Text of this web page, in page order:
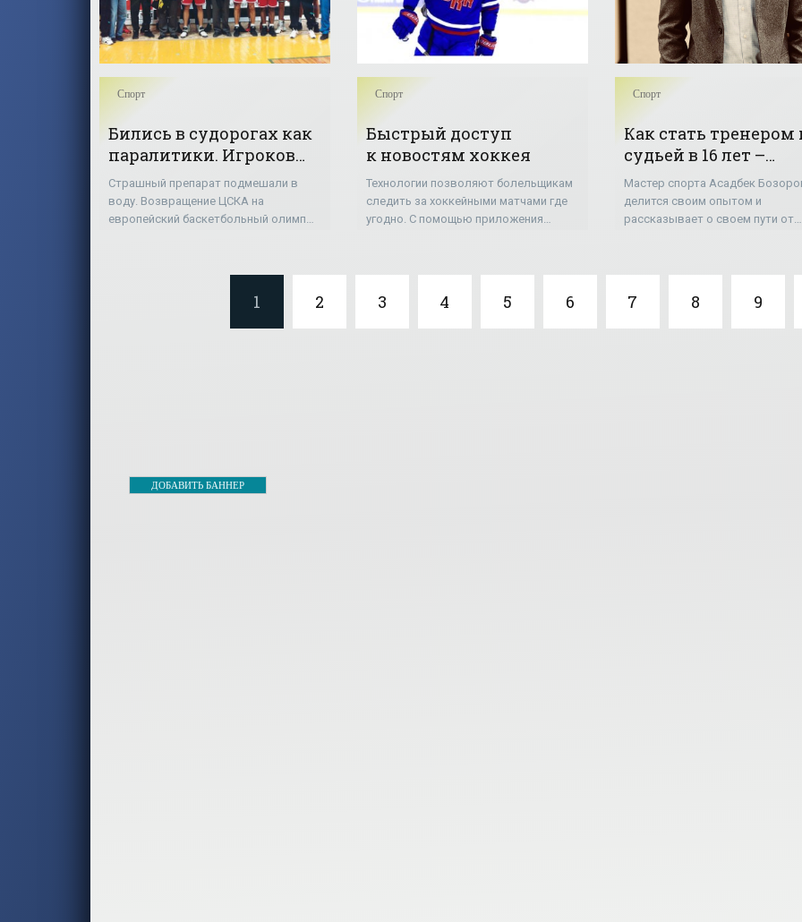
Спорт
Бились в судорогах как
паралитики. Игроков
ЦСКА подло отравили
перед матчем в Европе -
«Баскетбол»
Страшный препарат подмешали в
воду. Возвращение ЦСКА на
европейский баскетбольный олимп
долгие годы преодолела...
Спорт
Быстрый доступ
к новостям хоккея
Технологии позволяют болельщикам
следить за хоккейными матчами где
угодно. С помощью приложения
происходящего на хоккейной арене,
Спорт
Как стать тренером
судьей в 16 лет –
интервью с
Бозоровым
Мастер спорта Асадбек
делится своим опытом и
рассказывает о своем пути от
1 2 3 4 5 6 7 8 9
ДОБАВИТЬ БАННЕР